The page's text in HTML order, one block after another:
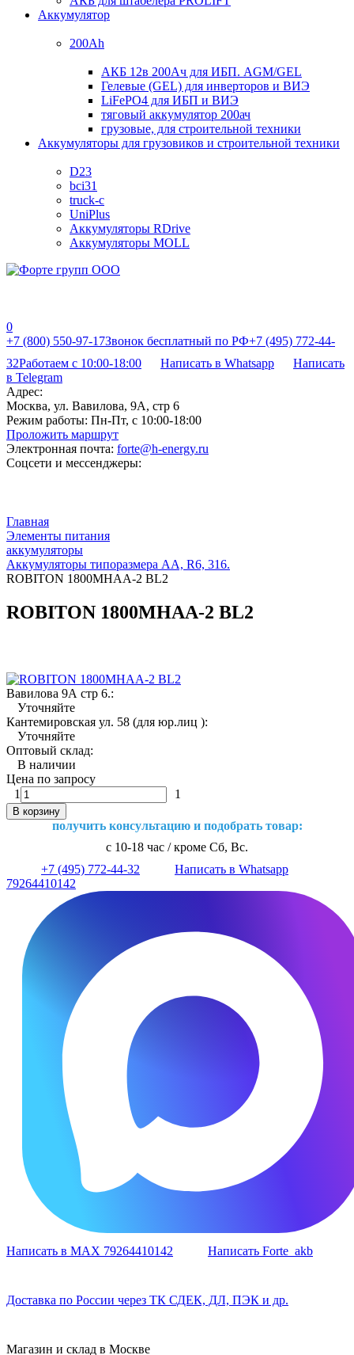
Аккумулятор
200Ah
АКБ 12в 200Ач для ИБП. AGM/GEL
Гелевые (GEL) для инверторов и ВИЭ
LiFePO4 для ИБП и ВИЭ
тяговый аккумулятор 200ач
грузовые, для строительной техники
Аккумуляторы для грузовиков и строительной техники
D23
bci31
truck-c
UniPlus
Аккумуляторы RDrive
Аккумуляторы MOLL
0
+7 (800) 550-97-17Звонок бесплатный по РФ+7 (495) 772-44-
32Работаем с 10:00-18:00 Написать в Whatsapp
Написать
в Telegram
Адрес:
Москва, ул. Вавилова, 9А, стр 6
Режим работы: Пн-Пт, с 10:00-18:00
Проложить маршрут
Электронная почта: forte@h-energy.ru
Соцсети и мессенджеры:
Главная
Элементы питания
аккумуляторы
Аккумуляторы типоразмера АА, R6, 316.
ROBITON 1800MHAA-2 BL2
ROBITON 1800MHAA-2 BL2
Вавилова 9А стр 6.:
Уточняйте
Кантемировская ул. 58 (для юр.лиц ):
Уточняйте
Оптовый склад:
В наличии
Цена по запросу
1
1
В корзину
получить консультацию и подобрать товар:
с 10-18 час / кроме Сб, Вс.
+7 (495) 772-44-32
Написать в Whatsapp
79264410142
Написать в MAX 79264410142 Написать Forte_akb
Доставка по России через ТК СДЕК, ДЛ, ПЭК и др.
Магазин и склад в Москве